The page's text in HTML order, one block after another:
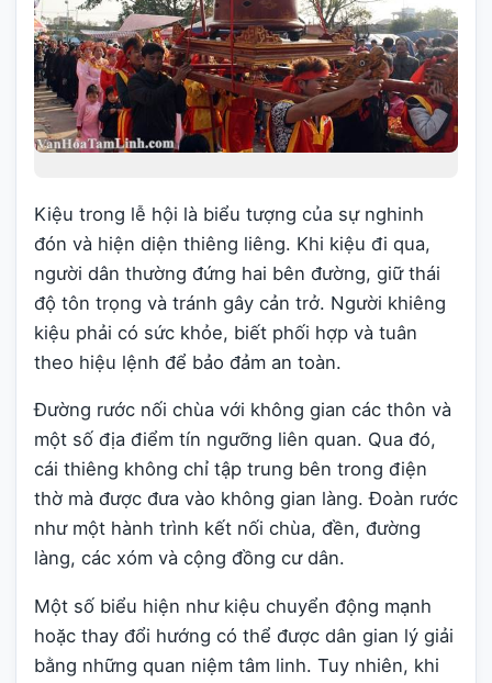
Kiệu trong lễ hội là biểu tượng của sự nghinh
đón và hiện diện thiêng liêng. Khi kiệu đi qua,
người dân thường đứng hai bên đường, giữ thái
độ tôn trọng và tránh gây cản trở. Người khiêng
kiệu phải có sức khỏe, biết phối hợp và tuân
theo hiệu lệnh để bảo đảm an toàn.
Đường rước nối chùa với không gian các thôn và
một số địa điểm tín ngưỡng liên quan. Qua đó,
cái thiêng không chỉ tập trung bên trong điện
thờ mà được đưa vào không gian làng. Đoàn rước
như một hành trình kết nối chùa, đền, đường
làng, các xóm và cộng đồng cư dân.
Một số biểu hiện như kiệu chuyển động mạnh
hoặc thay đổi hướng có thể được dân gian lý giải
bằng những quan niệm tâm linh. Tuy nhiên, khi